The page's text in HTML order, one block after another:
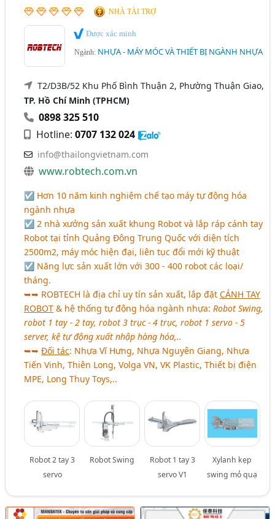
NHÀ TÀI TRỢ
Được xác minh
Ngành: NHỰA - MÁY MÓC VÀ THIẾT BỊ NGÀNH NHỰA
T2/D3B/52 Khu Phố Bình Thuận 2, Phường Thuận Giao,
TP. Hồ Chí Minh (TPHCM)
0898 325 510
Hotline:0707 132 024
info@thailongvietnam.com
www.robtech.com.vn
☑ Hơn 10 năm kinh nghiệm chế tạo máy tự động hóa
ngành nhựa
☑ 2 nhà xưởng sản xuất khung Robot và lắp ráp cánh tay
Robot tại tỉnh Quảng Đông Trung Quốc với diện tích
2500m2, máy móc hiện đại, liên tục đổi mới kỹ thuật
☑ Năng lực sản xuất lớn với 300 - 400 robot các loại/
tháng.
➥➥ ROBTECH là địa chỉ uy tín sản xuất, lắp đặtCÁNH TAY
ROBOT & hệ thống tự động hóa ngành nhựa:Robot Swing,
robot 1 tay - 2 tay, robot 3 trục - 4 trục, robot 1 servo - 5
server, kệ tự động xuất nhập hàng hóa,..
➥➥Đối tác: Nhựa Vĩ Hưng, Nhựa Nguyên Giang, Nhựa
Tiến Vinh, Thiên Long, Volga VN, VK Plastic, Thiết bị điện
MPE, Long Thuy Toys,..
Robot 2 tay 3
servo
Robot Swing
Robot 1 tay 3
servo V1
Xylanh kẹp
swing mỏ quạ